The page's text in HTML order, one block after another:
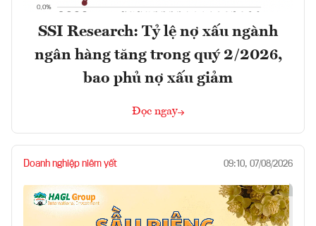
SSI Research: Tỷ lệ nợ xấu ngành
ngân hàng tăng trong quý 2/2026,
bao phủ nợ xấu giảm
Đọc ngay
Doanh nghiệp niêm yết 09:10, 07/08/2026